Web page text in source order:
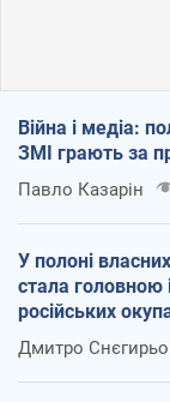
Війна і медіа:
ЗМІ грають за
Павло Казарін
У полоні
стала головною
російських
Дмитро